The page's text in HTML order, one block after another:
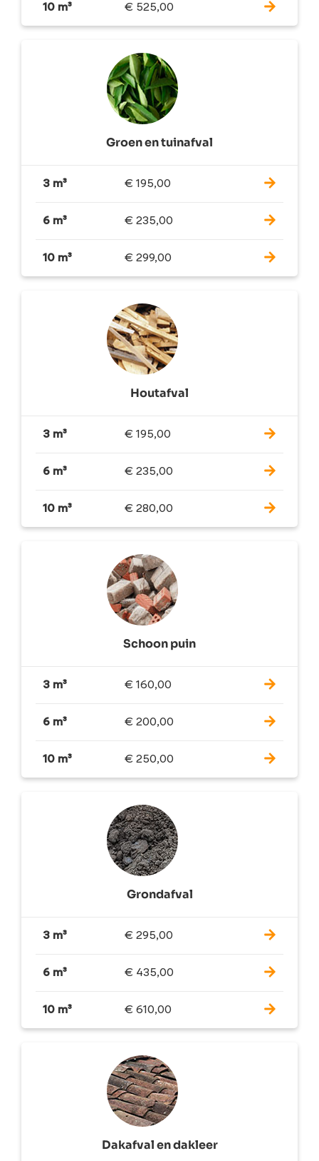
10 m³ € 525,00
Groen en tuinafval
3 m³ € 195,00
6 m³ € 235,00
10 m³ € 299,00
Houtafval
3 m³ € 195,00
6 m³ € 235,00
10 m³ € 280,00
Schoon puin
3 m³ € 160,00
6 m³ € 200,00
10 m³ € 250,00
Grondafval
3 m³ € 295,00
6 m³ € 435,00
10 m³ € 610,00
Dakafval en dakleer